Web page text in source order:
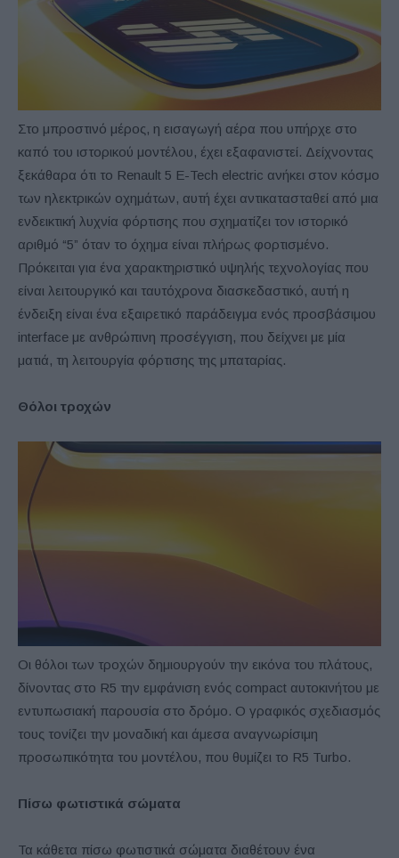
Στο μπροστινό μέρος, η εισαγωγή αέρα που υπήρχε στο
καπό του ιστορικού μοντέλου, έχει εξαφανιστεί. Δείχνοντας
ξεκάθαρα ότι το Renault 5 E-Tech electric ανήκει στον κόσμο
των ηλεκτρικών οχημάτων, αυτή έχει αντικατασταθεί από μια
ενδεικτική λυχνία φόρτισης που σχηματίζει τον ιστορικό
αριθμό “5” όταν το όχημα είναι πλήρως φορτισμένο.
Πρόκειται για ένα χαρακτηριστικό υψηλής τεχνολογίας που
είναι λειτουργικό και ταυτόχρονα διασκεδαστικό, αυτή η
ένδειξη είναι ένα εξαιρετικό παράδειγμα ενός προσβάσιμου
interface με ανθρώπινη προσέγγιση, που δείχνει με μία
ματιά, τη λειτουργία φόρτισης της μπαταρίας.
Θόλοι τροχών
Οι θόλοι των τροχών δημιουργούν την εικόνα του πλάτους,
δίνοντας στο R5 την εμφάνιση ενός compact αυτοκινήτου με
εντυπωσιακή παρουσία στο δρόμο. Ο γραφικός σχεδιασμός
τους τονίζει την μοναδική και άμεσα αναγνωρίσιμη
προσωπικότητα του μοντέλου, που θυμίζει το R5 Turbo.
Πίσω φωτιστικά σώματα
Τα κάθετα πίσω φωτιστικά σώματα διαθέτουν ένα